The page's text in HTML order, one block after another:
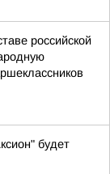
российской
будет